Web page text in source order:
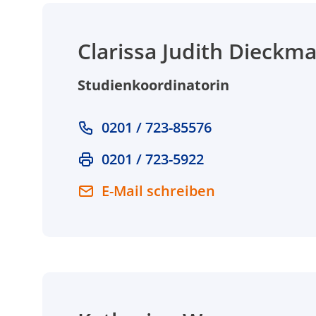
Clarissa Judith
Studienkoordinatorin
0201 / 723-85576
0201 / 723-5922
E-Mail schreiben